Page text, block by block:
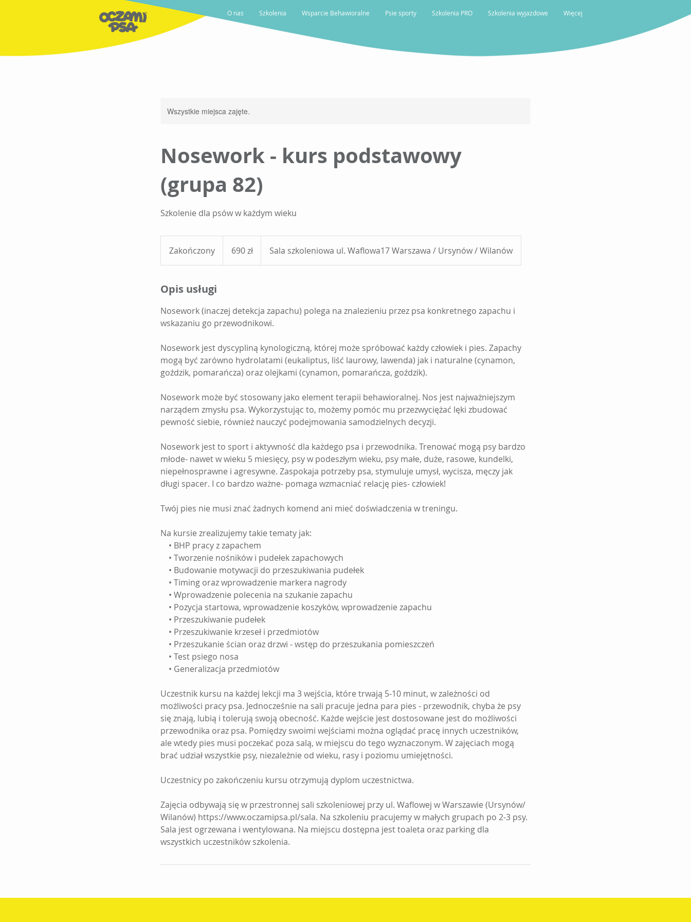
O nas Szkolenia Wsparcie Behawioralne Psie sporty Szkolenia PRO Szkolenia wyjazdowe Więcej
Wszystkie miejsca zajęte.
Nosework - kurs podstawowy
(grupa 82)
Szkolenie dla psów w każdym wieku
Zakończony
a
o
c
z
n
y
polskich
690 zł Sala szkoleniowa ul. Waflowa17 Warszawa / Ursynów / Wilanów
Opis usługi
Nosework (inaczej detekcja zapachu) polega na znalezieniu przez psa konkretnego zapachu i
wskazaniu go przewodnikowi.
Nosework jest dyscypliną kynologiczną, której może spróbować każdy człowiek i pies. Zapachy
mogą być zarówno hydrolatami (eukaliptus, liść laurowy, lawenda) jak i naturalne (cynamon,
goździk, pomarańcza) oraz olejkami (cynamon, pomarańcza, goździk).
Nosework może być stosowany jako element terapii behawioralnej. Nos jest najważniejszym
narządem zmysłu psa. Wykorzystując to, możemy pomóc mu przezwyciężać lęki zbudować
pewność siebie, również nauczyć podejmowania samodzielnych decyzji.
Nosework jest to sport i aktywność dla każdego psa i przewodnika. Trenować mogą psy bardzo
młode- nawet w wieku 5 miesięcy, psy w podeszłym wieku, psy małe, duże, rasowe, kundelki,
niepełnosprawne i agresywne. Zaspokaja potrzeby psa, stymuluje umysł, wycisza, męczy jak
długi spacer. I co bardzo ważne- pomaga wzmacniać relację pies- człowiek!
Twój pies nie musi znać żadnych komend ani mieć doświadczenia w treningu.
​Na kursie zrealizujemy takie tematy jak:
• BHP pracy z zapachem
• Tworzenie nośników i pudełek zapachowych
• Budowanie motywacji do przeszukiwania pudełek
• Timing oraz wprowadzenie markera nagrody
• Wprowadzenie polecenia na szukanie zapachu
• Pozycja startowa, wprowadzenie koszyków, wprowadzenie zapachu
• Przeszukiwanie pudełek
• Przeszukiwanie krzeseł i przedmiotów
• Przeszukanie ścian oraz drzwi - wstęp do przeszukania pomieszczeń
• Test psiego nosa
• Generalizacja przedmiotów
Uczestnik kursu na każdej lekcji ma 3 wejścia, które trwają 5-10 minut, w zależności od
możliwości pracy psa. Jednocześnie na sali pracuje jedna para pies - przewodnik, chyba że psy
się znają, lubią i tolerują swoją obecność. Każde wejście jest dostosowane jest do możliwości
przewodnika oraz psa. Pomiędzy swoimi wejściami można oglądać pracę innych uczestników,
ale wtedy pies musi poczekać poza salą, w miejscu do tego wyznaczonym. W zajęciach mogą
brać udział wszystkie psy, niezależnie od wieku, rasy i poziomu umiejętności.
Uczestnicy po zakończeniu kursu otrzymują dyplom uczestnictwa.
Zajęcia odbywają się w przestronnej sali szkoleniowej przy ul. Waflowej w Warszawie (Ursynów/
Wilanów) https://www.oczamipsa.pl/sala. Na szkoleniu pracujemy w małych grupach po 2-3 psy.
Sala jest ogrzewana i wentylowana. Na miejscu dostępna jest toaleta oraz parking dla
wszystkich uczestników szkolenia.